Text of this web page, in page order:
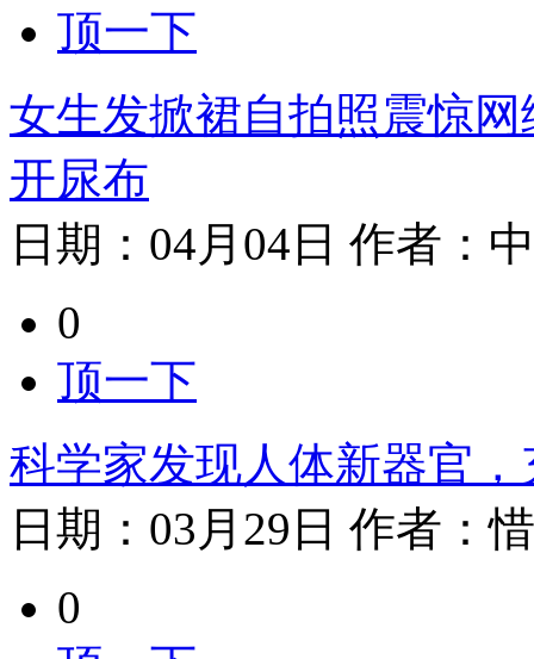
顶一下
女生发掀裙自拍照震惊
开尿布
日期： 04月04日 作者：
0
顶一下
科学家发现人体新器官，
日期： 03月29日 作者：
0